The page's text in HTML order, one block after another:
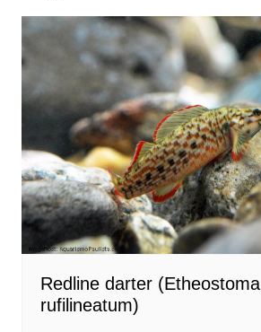
Redline darter (Etheostoma
rufilineatum)